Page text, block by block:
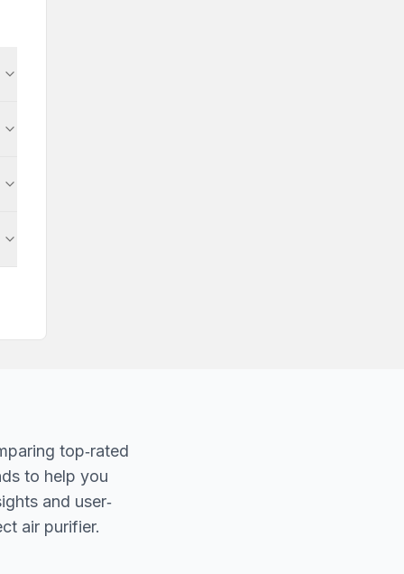
top‐rated
to help you
and user‐
air purifier.